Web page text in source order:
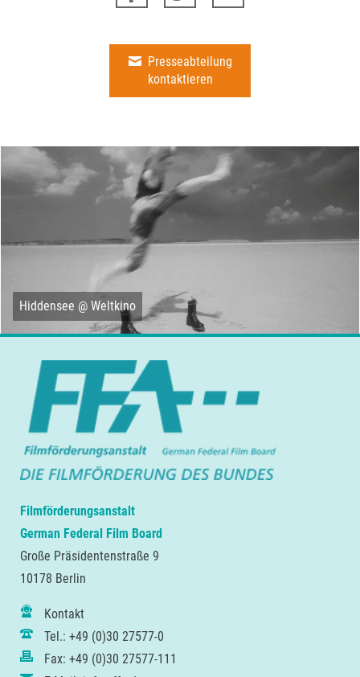
Presseabteilung
kontaktieren
Hiddensee @ Weltkino
Filmförderungsanstalt
German Federal Film Board
Große Präsidentenstraße 9
10178 Berlin
Kontakt
Tel.: +49 (0)30 27577-0
Fax: +49 (0)30 27577-111